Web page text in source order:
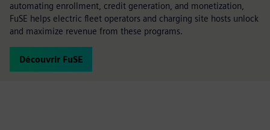
automating enrollment, credit generation, and monetization,
FuSE helps electric fleet operators and charging site hosts unlock
and maximize revenue from these programs.
Découvrir FuSE